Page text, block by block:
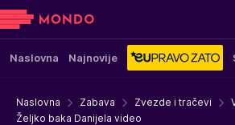
Naslovna Najnovije
Naslovna Zabava Zvezde i tračevi
Željko baka Danijela video